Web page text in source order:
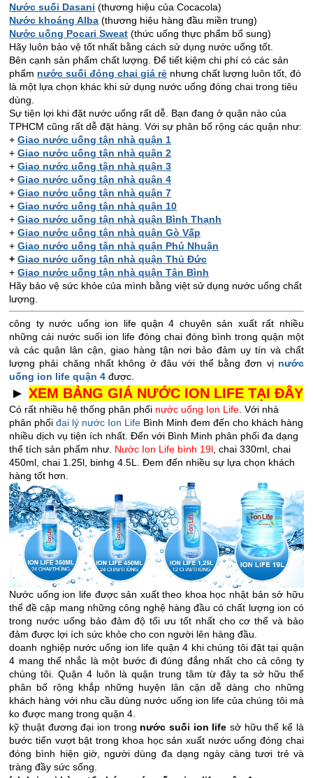
Nước suối Dasani (thương hiệu của Cocacola)
Nước khoáng Alba (thương hiệu hàng đầu miền trung)
Nước uống Pocari Sweat (thức uống thực phẩm bổ sung)
Hãy luôn bảo vệ tốt nhất bằng cách sử dụng nước uống tốt.
Bên cạnh sản phẩm chất lượng. Để tiết kiệm chi phí có các sản
phẩm nước suối đóng chai giá rẻ nhưng chất lượng luôn tốt, đó
là một lựa chọn khác khi sử dụng nước uống đóng chai trong tiêu
dùng.
Sự tiện lợi khi đặt nước uống rất dễ. Bạn đang ở quận nào của
TPHCM cũng rất dễ đặt hàng. Với sự phân bố rộng các quận như:
+Giao nước uống tận nhà quận 1
+Giao nước uống tận nhà quận 2
+Giao nước uống tận nhà quận 3
+Giao nước uống tận nhà quận 4
+Giao nước uống tận nhà quận 7
+Giao nước uống tận nhà quận 10
+Giao nước uống tận nhà quận Bình Thạnh
+Giao nước uống tận nhà quận Gò Vấp
+Giao nước uống tận nhà quận Phú Nhuận
+Giao nước uống tận nhà quận Thủ Đức
+Giao nước uống tận nhà quận Tân Bình
Hãy bảo vệ sức khỏe của mình bằng việt sử dụng nước uống chất
lượng.
công ty nước uống ion life quận 4 chuyên sản xuất rất nhiều
những cái nước suối ion life đóng chai đóng bình trong quận một
và các quận lân cận, giao hàng tận nơi bảo đảm uy tín và chất
lượng phải chăng nhất không ở đâu với thể bằng đơn vị nước
uống ion life quận 4 được.
► XEM BẢNG GIÁ NƯỚC ION LIFE TẠI ĐÂY
Có rất nhiều hệ thống phân phối nước uống Ion Life . Với nhà
phân phốiđại lý nước Ion Life Bình Minh đem đến cho khách hàng
nhiều dịch vụ tiện ích nhất. Đến với Bình Minh phân phối đa dạng
thể tích sản phẩm như. Nước Ion Life bình 19l , chai 330ml, chai
450ml, chai 1.25l, binhg 4.5L. Đem đến nhiều sự lựa chọn khách
hàng tốt hơn.
Nước uống ion life được sản xuất theo khoa học nhật bản sở hữu
thể đề cập mang những công nghệ hàng đầu có chất lượng ion có
trong nước uống bảo đảm độ tối ưu tốt nhất cho cơ thể và bảo
đảm được lợi ích sức khỏe cho con người lên hàng đầu.
doanh nghiệp nước uống ion life quận 4 khi chúng tôi đặt tại quận
4 mang thể nhắc là một bước đi đúng đắng nhất cho cả công ty
chúng tôi. Quận 4 luôn là quận trung tâm từ đây ta sở hữu thể
phân bố rộng khắp những huyện lân cận dễ dàng cho những
khách hàng với nhu cầu dùng nước uống ion life của chúng tôi mà
ko được mang trong quận 4.
kỹ thuật đương đại ion trong nước suối ion life sở hữu thể kể là
bước tiến vượt bật trong khoa học sản xuất nước uống đóng chai
đóng bình hiện giờ, người dùng đa dạng ngày càng tươi trẻ và
tràng đầy sức sống.